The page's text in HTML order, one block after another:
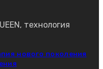
нового поколения